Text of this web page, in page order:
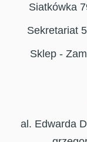
Siatkówka
Sekretariat
Sklep -
al. Edwarda